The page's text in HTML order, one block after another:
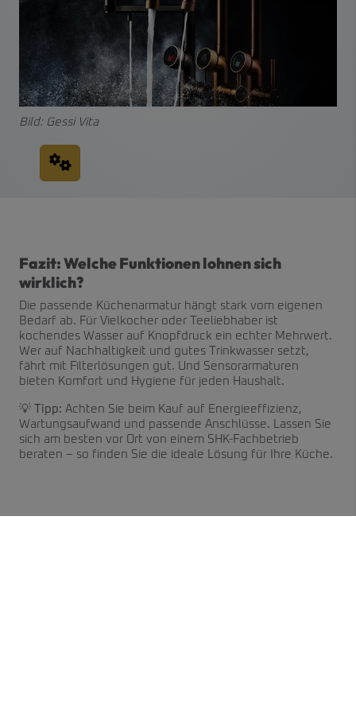
Bild: Gessi Vita
Fazit: Welche Funktionen lohnen sich
wirklich?
Die passende Küchenarmatur hängt stark vom eigenen
Bedarf ab. Für Vielkocher oder Teeliebhaber ist
kochendes Wasser auf Knopfdruck ein echter Mehrwert.
Wer auf Nachhaltigkeit und gutes Trinkwasser setzt,
fährt mit Filterlösungen gut. Und Sensorarmaturen
bieten Komfort und Hygiene für jeden Haushalt.
💡 Tipp: Achten Sie beim Kauf auf Energieeffizienz,
Wartungsaufwand und passende Anschlüsse. Lassen Sie
sich am besten vor Ort von einem SHK-Fachbetrieb
beraten – so finden Sie die ideale Lösung für Ihre Küche.